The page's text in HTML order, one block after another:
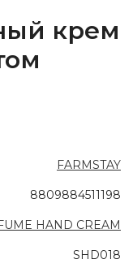
крем
FARMSTAY
8809884511198
HAND CREAM
SHD018